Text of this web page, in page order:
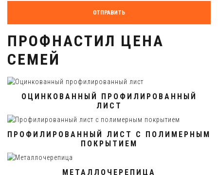
ОТПРАВИТЬ
ПРОФНАСТИЛ ЦЕНА
СЕМЕЙ
ОЦИНКОВАННЫЙ ПРОФИЛИРОВАННЫЙ
ЛИСТ
ПРОФИЛИРОВАННЫЙ ЛИСТ С ПОЛИМЕРНЫМ
ПОКРЫТИЕМ
МЕТАЛЛОЧЕРЕПИЦА